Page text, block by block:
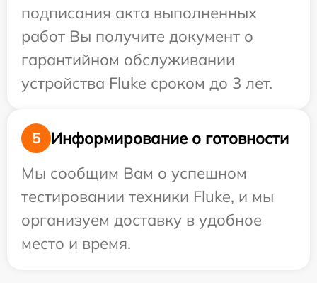
подписания акта выполненных
работ Вы получите документ о
гарантийном обслуживании
устройства Fluke сроком до 3 лет.
5
Информирование о готовности
Мы сообщим Вам о успешном
тестировании техники Fluke, и мы
организуем доставку в удобное
место и время.